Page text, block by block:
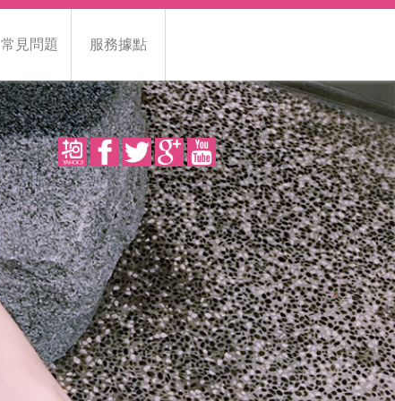
常見問題 服務據點